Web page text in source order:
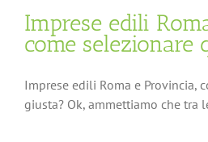
Imprese edili
come selezionare
Imprese edili Roma e Provincia,
giusta? Ok, ammettiamo che tra